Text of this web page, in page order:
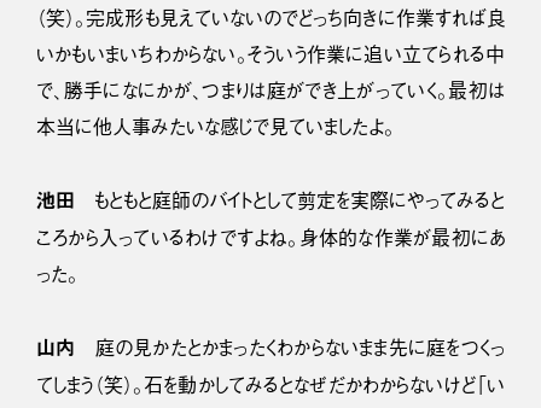
（笑）。完成形も見えていないのでどっち向きに作業すれば良
いかもいまいちわからない。そういう作業に追い立てられる中
で、勝手になにかが、つまりは庭ができ上がっていく。最初は
本当に他人事みたいな感じで見ていましたよ。
池田 もともと庭師のバイトとして剪定を実際にやってみると
ころから入っているわけですよね。身体的な作業が最初にあ
った。
山内 庭の見かたとかまったくわからないまま先に庭をつくっ
てしまう（笑）。石を動かしてみるとなぜだかわからないけど「い